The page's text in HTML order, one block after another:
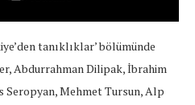
tanıklıklar’ bölümünde
Abdurrahman Dilipak, İbrahim
Seropyan, Mehmet Tursun, Alp